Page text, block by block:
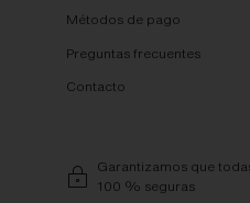
Métodos de pago
Preguntas frecuentes
Contacto
Garantizamos que
100 % seguras